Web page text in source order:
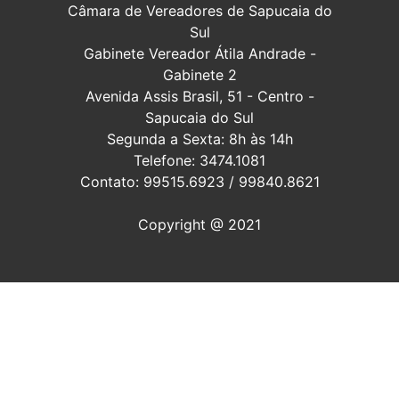
Câmara de Vereadores de Sapucaia do
Sul
Gabinete Vereador Átila Andrade -
Gabinete 2
Avenida Assis Brasil, 51 - Centro -
Sapucaia do Sul
Segunda a Sexta: 8h às 14h
Telefone: 3474.1081
Contato: 99515.6923 / 99840.8621
Copyright @ 2021